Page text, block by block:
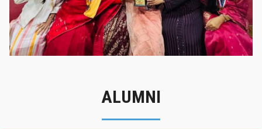
ALUMNI